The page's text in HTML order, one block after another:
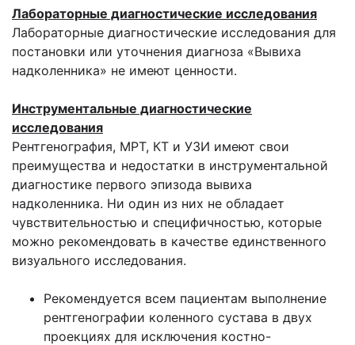
Лабораторные диагностические исследования
Лабораторные диагностические исследования для
постановки или уточнения диагноза «Вывиха
надколенника» не имеют ценности.
Инструментальные диагностические
исследования
Рентгенография, МРТ, КТ и УЗИ имеют свои
преимущества и недостатки в инструментальной
диагностике первого эпизода вывиха
надколенника. Ни один из них не обладает
чувствительностью и специфичностью, которые
можно рекомендовать в качестве единственного
визуального исследования.
Рекомендуется всем пациентам выполнение
рентгенографии коленного сустава в двух
проекциях для исключения костно-